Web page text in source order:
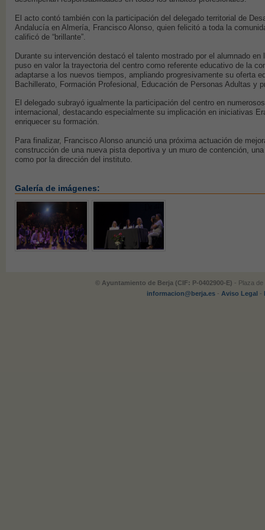
El acto contó también con la participación del delegado territorial de
Andalucía en Almería, Francisco Alonso, quien felicitó a toda la
calificó de “brillante”.
Durante su intervención destacó el talento mostrado por el alumnado
puso en valor la trayectoria del centro como referente educativo de la
adaptarse a los nuevos tiempos, ampliando progresivamente su oferta
Bachillerato, Formación Profesional, Educación de Personas Adultas y
El delegado subrayó igualmente la participación del centro en
internacional, destacando especialmente su implicación en iniciativas
enriquecer su formación.
Para finalizar, Francisco Alonso anunció una próxima actuación de
construcción de una nueva pista deportiva y un muro de contención,
como por la dirección del instituto.
Galería de imágenes:
© Ayuntamiento de Berja (CIF: P-0402900-E) - Plaza
informacion@berja.es - Aviso Legal -